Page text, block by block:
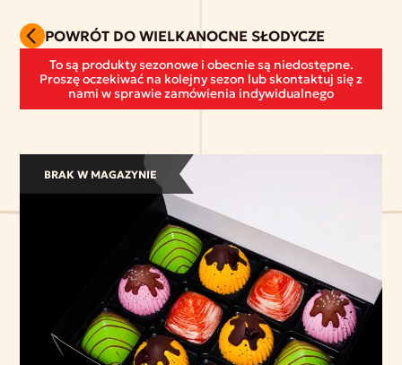
POWRÓT DO WIELKANOCNE SŁODYCZE
To są produkty sezonowe i obecnie są niedostępne.
Proszę oczekiwać na kolejny sezon lub skontaktuj się z
nami w sprawie zamówienia indywidualnego
BRAK W MAGAZYNIE